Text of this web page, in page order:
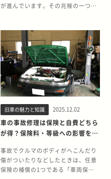
準や排ガス規制が大幅に緩和され、
アメリカでは、自国の安全基準を満
たさない右ハンドル車や一部の日本
車などの輸入が厳しく制限されてい
ます。 しかし、この25年ルールのお
かげで、当時の規制をクリアできな
かったエキスパートのような日本国
内専売の商用車も、製造から25年が
経てば、正式にアメリカへ輸入でき
るようになります。この制度の目的
は、古いクルマを「クラシックカ
ー」または「歴史的価値のある車
輌」として扱い、文化財として保護
日本の中古車市場の価格変動に大き
な影響を与える主要因です。 25年ル
ール解禁でエキスパートは値上がり
ン車の主な違いは「動力源」です。
状況に応じて電動モーターを使って
走行します。 発進や加速の際にモー
ターが作動をすることにより、ハイ
ブリッド車はガソリン車よりも燃費
が良くなるため、燃料費が比較的安
価です。 一方、ガソリン車はハイブ
リッド車よりも車体構造がシンプル
な分、車輌本体や整備費用、修理費
用などが安い傾向にあります。 ハイ
ブリッド車の種類 ハイブリッド車に
は、仕組みの違いによって以下の3
種類があります。 ・シリーズ方式
ル複合方式（スプリット方式） シリ
ーズ方式は、エンジンで発電した電
力をバッテリーに蓄え、その電力で
がれてしまうのは、強力な酸性・ア
ージが始まり、放置すると段階的に
深刻化してしまいます。鳥のフンで
車の塗装が剥がれる原因について解
説します。 鳥のフンに含まれる酸や
アルカリ成分の影響 鳥のフンには消
化液の残留物として、尿酸・タンパ
ク質・油分・ナトリウム・アンモニ
アなどが含まれており、強力な酸性
またはアルカリ性を示します。クル
マの塗装は、強力な酸性またはアル
カリ性のどちらに傾いても塗装を侵
食します。 化学反応によって塗装表
面にシミになり、さらに進行すると
塗装の剥がれる原因のタンパク質へ
変化します。タンパク質は接着剤の
が進んでいます。その兆候の一つ
の経年劣化や微妙な歪みなど、ちょ
っとした要因で雨漏りは発生しま
す。放置すれば重大なトラブルや事
故につながる可能性もあり、異変を
感じた時点で早めに対処することが
大切です。 この記事では、25年以上
にわたり旧車・クラシックカーを
が、クルマのドアから雨漏りする原
因と対処法を詳しく解説します。
【この記事でわかること】 ・車のド
のドアの雨漏りを放置すると起こる
トラブル ・車のドア以外の雨漏りの
パターン 車のドアから雨漏りする
旧車の魅力と知識 2025.12.02
車の事故修理は保険と自費どちら
が得？保険料・等級への影響を解
事故でクルマのボディがへこんだり
傷がついたりなどしたときは、任意
保険の補償の1つである「車両保